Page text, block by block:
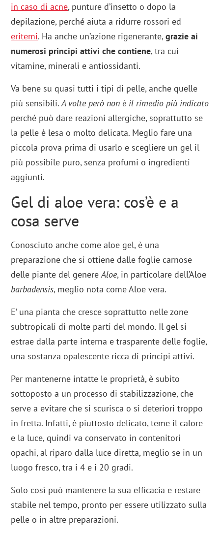
in caso di acne, punture d’insetto o dopo la
depilazione, perché aiuta a ridurre rossori ed
eritemi. Ha anche un’azione rigenerante,grazie ai
numerosi principi attivi che contiene, tra cui
vitamine, minerali e antiossidanti.
Va bene su quasi tutti i tipi di pelle, anche quelle
più sensibili.A volte però non è il rimedio più indicato
perché può dare reazioni allergiche, soprattutto se
la pelle è lesa o molto delicata. Meglio fare una
piccola prova prima di usarlo e scegliere un gel il
più possibile puro, senza profumi o ingredienti
aggiunti.
Gel di aloe vera: cos’è e a
cosa serve
Conosciuto anche come aloe gel, è una
preparazione che si ottiene dalle foglie carnose
delle piante del genereAloe, in particolare dell’Aloe
barbadensis, meglio nota come Aloe vera.
E’ una pianta che cresce soprattutto nelle zone
subtropicali di molte parti del mondo. Il gel si
estrae dalla parte interna e trasparente delle foglie,
una sostanza opalescente ricca di principi attivi.
Per mantenerne intatte le proprietà, è subito
sottoposto a un processo di stabilizzazione, che
serve a evitare che si scurisca o si deteriori troppo
in fretta. Infatti, è piuttosto delicato, teme il calore
e la luce, quindi va conservato in contenitori
opachi, al riparo dalla luce diretta, meglio se in un
luogo fresco, tra i 4 e i 20 gradi.
Solo così può mantenere la sua efficacia e restare
stabile nel tempo, pronto per essere utilizzato sulla
pelle o in altre preparazioni.